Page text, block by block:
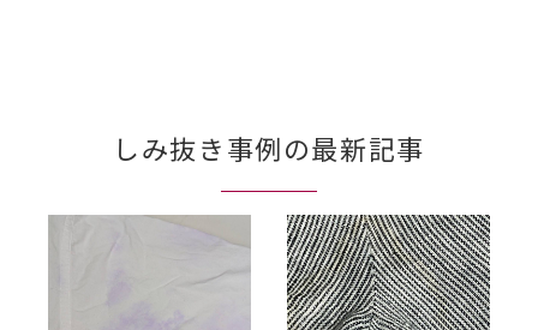
しみ抜き事例の最新記事